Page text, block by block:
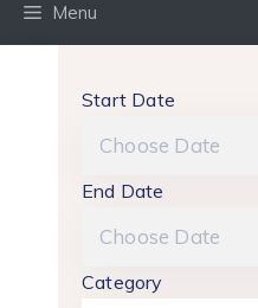
Menu
Start Date
End Date
Category